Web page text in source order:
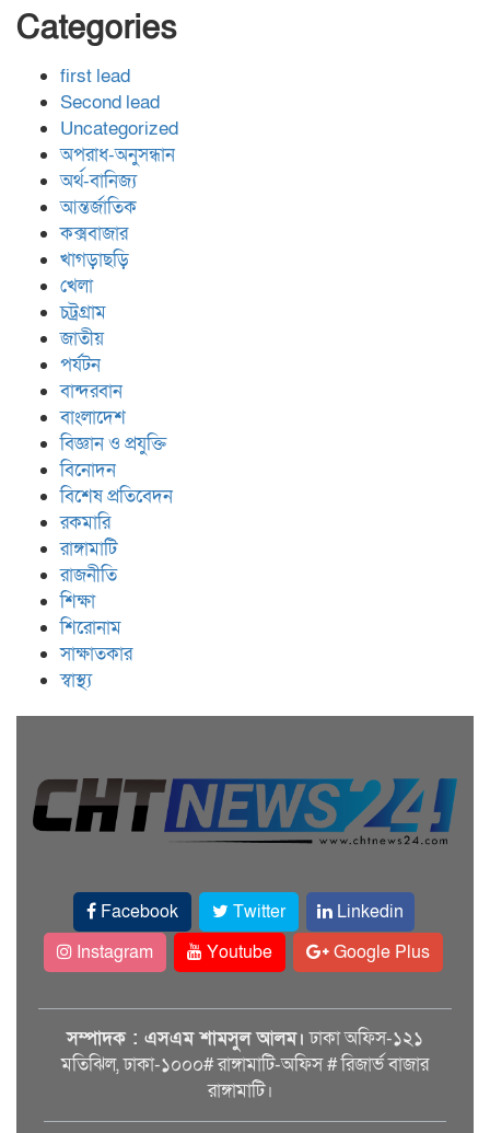
Categories
first lead
Second lead
Uncategorized
অপরাধ-অনুসন্ধান
অর্থ-বানিজ্য
আন্তর্জাতিক
কক্সবাজার
খাগড়াছড়ি
খেলা
চট্রগ্রাম
জাতীয়
পর্যটন
বান্দরবান
বাংলাদেশ
বিজ্ঞান ও প্রযুক্তি
বিনোদন
বিশেষ প্রতিবেদন
রকমারি
রাঙ্গামাটি
রাজনীতি
শিক্ষা
শিরোনাম
সাক্ষাতকার
স্বাস্থ্য
Facebook Twitter
Linkedin
Instagram
Youtube Google Plus
সম্পাদক : এসএম শামসুল আলম। ঢাকা অফিস-১২১
মতিঝিল, ঢাকা-১০০০# রাঙ্গামাটি-অফিস # রিজার্ভ বাজার
রাঙ্গামাটি।